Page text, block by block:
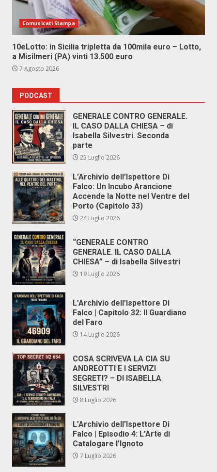
Comunicati Stampa
10eLotto: in Sicilia tripletta da 100mila euro – Lotto,
a Misilmeri (PA) vinti 13.500 euro
7 Agosto 2026
PODCAST
GENERALE CONTRO GENERALE.
IL CASO DALLA CHIESA – di
Isabella Silvestri. Seconda
parte
25 Luglio 2026
L’Archivio dell’Ispettore Di
Falco: Un Incubo Arancione
Accende la Notte nel Ventre del
Porto (Capitolo 33)
24 Luglio 2026
“GENERALE CONTRO
GENERALE. IL CASO DALLA
CHIESA” – di Isabella Silvestri
19 Luglio 2026
L’Archivio dell’Ispettore Di
Falco | Capitolo 32: Il Guardiano
del Faro
14 Luglio 2026
COSA SCRIVEVA LA CIA SU
ANDREOTTI E I SERVIZI
SEGRETI? – DI ISABELLA
SILVESTRI
8 Luglio 2026
L’Archivio dell’Ispettore Di
Falco | Episodio 4: L’Arte di
Catalogare l’Ignoto
7 Luglio 2026